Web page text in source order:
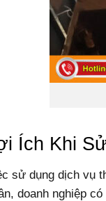
Ích Khi
sử dụng dịch vụ
doanh nghiệp